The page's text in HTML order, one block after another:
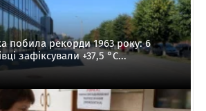
побила рекорди 1963 року: 6
зафіксували +37,5 °C...